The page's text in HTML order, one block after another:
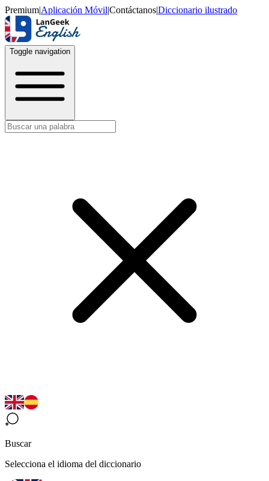
Premium|Aplicación Móvil|Contáctanos|Diccionario ilustrado
Toggle navigation
Buscar
Selecciona el idioma del diccionario